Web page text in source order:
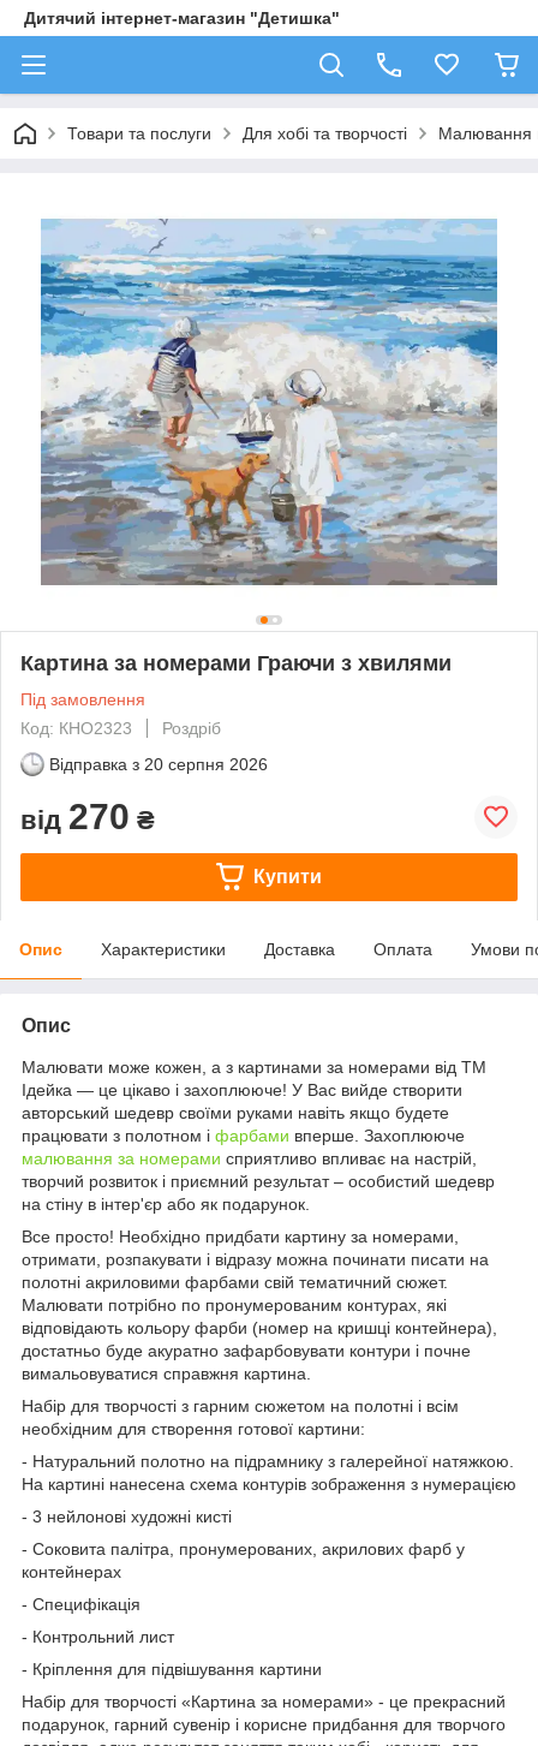
Дитячий інтернет-магазин "Детишка"
Товари та послуги Для хобі та творчості Малювання
Картина за номерами Граючи з хвилями
Під замовлення
Код: КНО2323
Роздріб
Відправка з 20 серпня 2026
від 270 ₴
Купити
Опис Характеристики Доставка Оплата Умови
Опис
Малювати може кожен, а з картинами за номерами від ТМ
Ідейка — це цікаво і захоплююче! У Вас вийде створити
авторський шедевр своїми руками навіть якщо будете
працювати з полотном і фарбами вперше. Захоплююче
малювання за номерами сприятливо впливає на настрій,
творчий розвиток і приємний результат – особистий шедевр
на стіну в інтер'єр або як подарунок.
Все просто! Необхідно придбати картину за номерами,
отримати, розпакувати і відразу можна починати писати на
полотні акриловими фарбами свій тематичний сюжет.
Малювати потрібно по пронумерованим контурах, які
відповідають кольору фарби (номер на кришці контейнера),
достатньо буде акуратно зафарбовувати контури і почне
вимальовуватися справжня картина.
Набір для творчості з гарним сюжетом на полотні і всім
необхідним для створення готової картини:
- Натуральний полотно на підрамнику з галерейної натяжкою.
На картині нанесена схема контурів зображення з нумерацією
- 3 нейлонові художні кисті
- Соковита палітра, пронумерованих, акрилових фарб у
контейнерах
- Специфікація
- Контрольний лист
- Кріплення для підвішування картини
Набір для творчості «Картина за номерами» - це прекрасний
подарунок, гарний сувенір і корисне придбання для творчого